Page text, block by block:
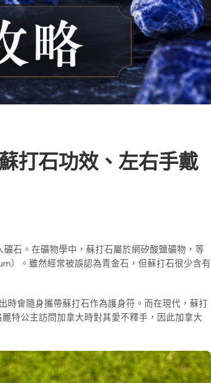
打石功效、左右手戴
石。在礦物學中，蘇打石屬於網矽酸鹽礦物，等
）。雖然經常被誤認為青金石，但蘇打石很少含有
時會隨身攜帶蘇打石作為護身符。而在現代，蘇打
特公主訪問加拿大時對其愛不釋手，因此加拿大